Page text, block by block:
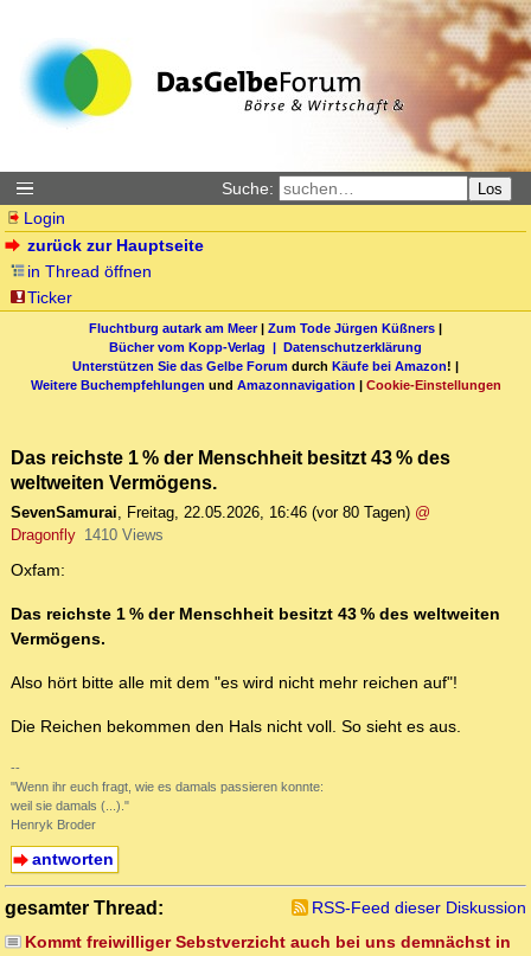
Suche: Los
Login
zurück zur Hauptseite
in Thread öffnen
Ticker
Fluchtburg autark am Meer| Zum Tode Jürgen Küßners |
Bücher vom Kopp-Verlag | Datenschutzerklärung
Unterstützen Sie das Gelbe Forum durch Käufe bei Amazon! |
Weitere Buchempfehlungen und Amazonnavigation | Cookie-Einstellungen
Das reichste 1 % der Menschheit besitzt 43 % des
weltweiten Vermögens.
SevenSamurai, Freitag, 22.05.2026, 16:46 (vor 80 Tagen) @
Dragonfly 1410 Views
Oxfam:
Das reichste 1 % der Menschheit besitzt 43 % des weltweiten
Vermögens.
Also hört bitte alle mit dem "es wird nicht mehr reichen auf"!
Die Reichen bekommen den Hals nicht voll. So sieht es aus.
--
"Wenn ihr euch fragt, wie es damals passieren konnte:
weil sie damals (...)."
Henryk Broder
antworten
gesamter Thread:
RSS-Feed dieser Diskussion
Kommt freiwilliger Sebstverzicht auch bei uns demnächst in